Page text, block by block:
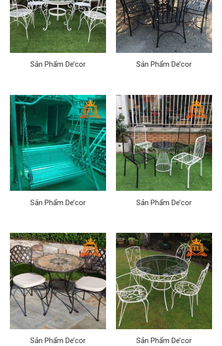
Sản Phẩm De’cor Sản Phẩm De’cor
Sản Phẩm De’cor Sản Phẩm De’cor
Sản Phẩm De’cor Sản Phẩm De’cor